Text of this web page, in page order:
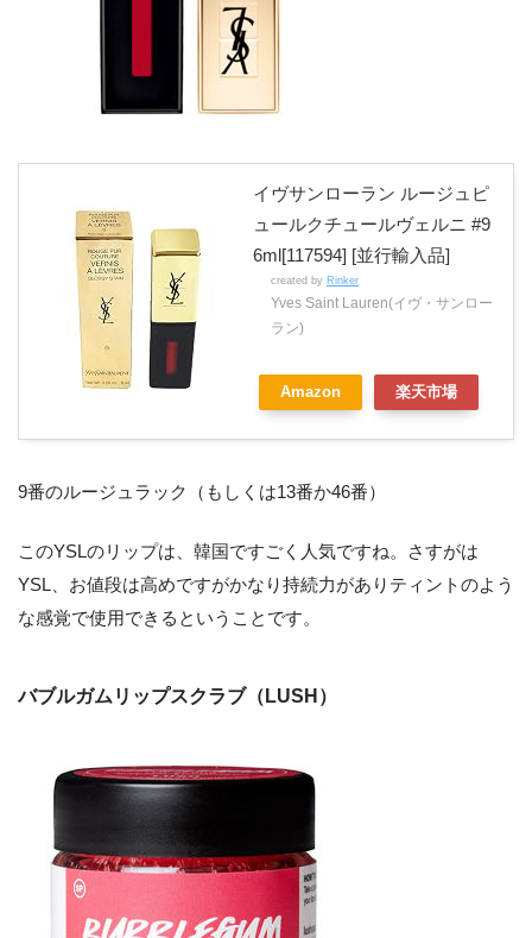
イヴサンローラン ルージュピ
ュールクチュールヴェルニ #9
6ml[117594] [並行輸入品]
created by Rinker
Yves Saint Lauren(イヴ・サンロー
ラン)
Amazon 楽天市場
9番のルージュラック（もしくは13番か46番）
このYSLのリップは、韓国ですごく人気ですね。さすがは
YSL、お値段は高めですがかなり持続力がありティントのよう
な感覚で使用できるということです。
バブルガムリップスクラブ（LUSH）